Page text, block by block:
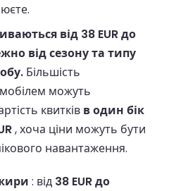
від 38 EUR до
від сезону та типу
Більшість
можуть
квитків в один бік
, хоча ціни можуть бути
навантаження.
: від 38 EUR до